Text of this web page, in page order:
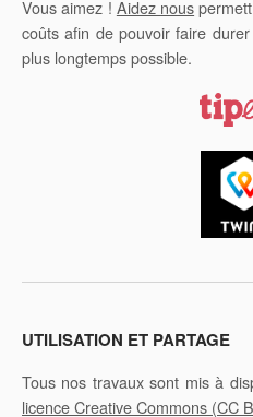
Vous aimez ! Aidez nous
coûts afin de pouvoir faire
plus longtemps possible.
UTILISATION ET PARTAGE
Tous nos travaux sont mis à
licence Creative Commons (CC